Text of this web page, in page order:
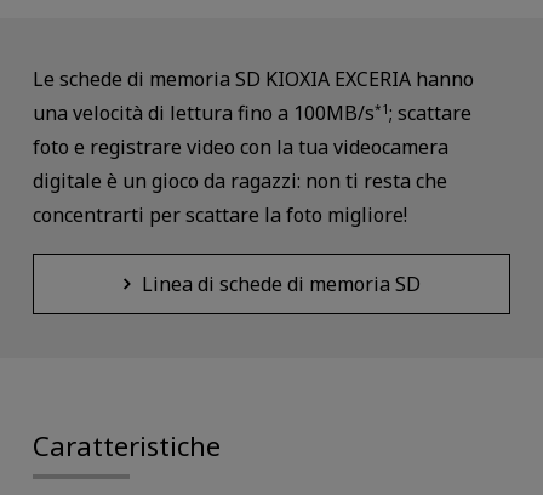
Le schede di memoria SD KIOXIA EXCERIA hanno
una velocità di lettura fino a 100MB/s*1; scattare
foto e registrare video con la tua videocamera
digitale è un gioco da ragazzi: non ti resta che
concentrarti per scattare la foto migliore!
Linea di schede di memoria SD
Caratteristiche